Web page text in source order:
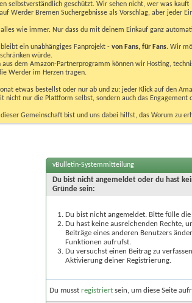
selbstverständlich geschützt. Wir sehen nicht, wer was kauft
Werder Bremen Suchergebnisse als Vorschlag, aber jeder
wie immer. Nur dass du mit deinem Einkauf ganz
ein unabhängiges Fanprojekt - von Fans, für Fans. Wir
würde.
aus dem Amazon-Partnerprogramm können wir Hosting,
Werder im Herzen tragen.
etwas bestellst oder nur ab und zu: jeder Klick auf den
nicht nur die Plattform selbst, sondern auch das
dieser Gemeinschaft bist und uns dabei hilfst, das Worum zu
vBulletin-Systemmitteilung
Du bist nicht angemeldet oder du hast
Gründe sein:
Du bist nicht angemeldet. Bitte fülle
Du hast keine ausreichenden Rechte,
Beiträge eines anderen Benutzers
Funktionen aufrufst.
Du versuchst einen Beitrag zu
Aktivierung deiner Registrierung.
Du musst registriert sein, um diese Seite